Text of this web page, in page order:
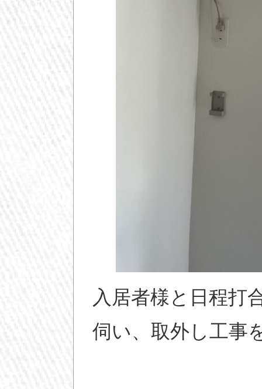
入居者様と日程打
伺い、取外し工事